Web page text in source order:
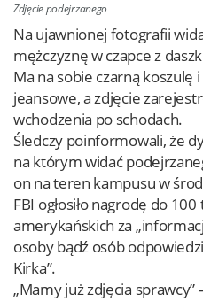
Zdjęcie podejrzanego
Na ujawnionej fotografii
mężczyznę w czapce z
Ma na sobie czarną koszulę
jeansowe, a zdjęcie
wchodzenia po schodach.
Śledczy poinformowali, że
na którym widać
on na teren kampusu w
FBI ogłosiło nagrodę do
amerykańskich za
osoby bądź osób
Kirka”.
„Mamy już zdjęcia sprawcy”